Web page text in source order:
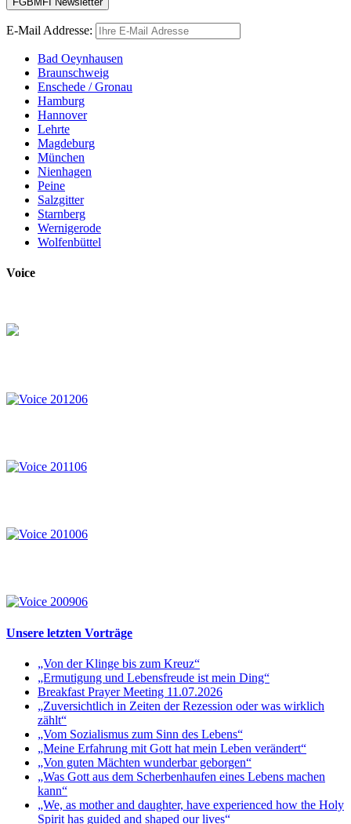
E-Mail Addresse:
Bad Oeynhausen
Braunschweig
Enschede / Gronau
Hamburg
Hannover
Lehrte
Magdeburg
München
Nienhagen
Peine
Salzgitter
Starnberg
Wernigerode
Wolfenbüttel
Voice
Unsere letzten Vorträge
„Von der Klinge bis zum Kreuz“
„Ermutigung und Lebensfreude ist mein Ding“
Breakfast Prayer Meeting 11.07.2026
„Zuversichtlich in Zeiten der Rezession oder was wirklich
zählt“
„Vom Sozialismus zum Sinn des Lebens“
„Meine Erfahrung mit Gott hat mein Leben verändert“
„Von guten Mächten wunderbar geborgen“
„Was Gott aus dem Scherbenhaufen eines Lebens machen
kann“
„We, as mother and daughter, have experienced how the Holy
Spirit has guided and shaped our lives“